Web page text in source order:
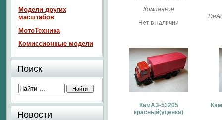
Компаньон
Нет в наличии
КамАЗ-53205
красный(уценка)
Модели других
масштабов
МотоТехника
Комиссионные модели
Поиск
Новости